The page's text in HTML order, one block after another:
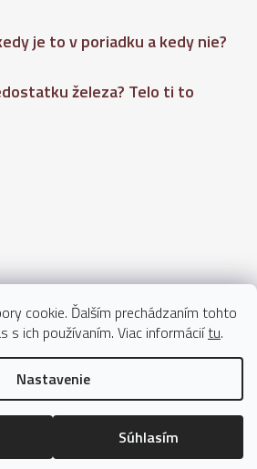
cookie. Ďalším prechádzaním tohto
s ich používaním. Viac informáciítu.
Nastavenie
Súhlasím
je to v poriadku a kedy nie?
železa? Telo ti to
– Vaše výživové doplnky. Všetky práva
Upraviť nastavenie cookies